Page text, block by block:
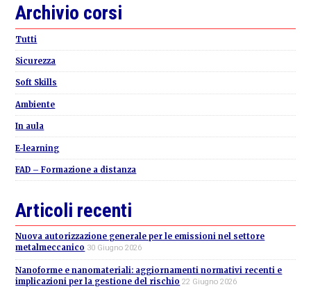
Primary
Sidebar
Archivio corsi
Tutti
Sicurezza
Soft Skills
Ambiente
In aula
E-learning
FAD – Formazione a distanza
Articoli recenti
Nuova autorizzazione generale per le emissioni nel settore
metalmeccanico 30 Giugno 2026
Nanoforme e nanomateriali: aggiornamenti normativi recenti e
implicazioni per la gestione del rischio 22 Giugno 2026